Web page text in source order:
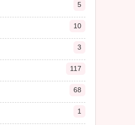
5
10
3
117
68
1